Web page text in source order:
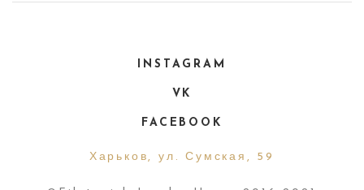
INSTAGRAM
VK
FACEBOOK
Харьков, ул. Сумская, 59